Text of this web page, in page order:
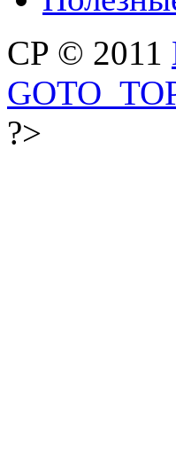
CP © 2011
?>